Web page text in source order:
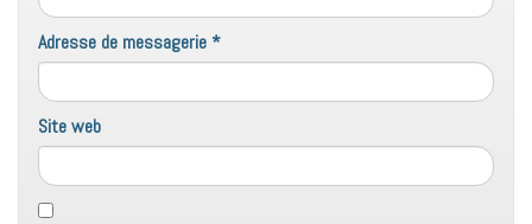
Adresse de messagerie*
Site web